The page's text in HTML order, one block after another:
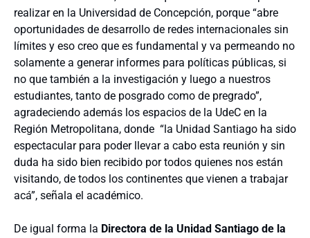
realizar en la Universidad de Concepción, porque “abre
oportunidades de desarrollo de redes internacionales sin
límites y eso creo que es fundamental y va permeando no
solamente a generar informes para políticas públicas, si
no que también a la investigación y luego a nuestros
estudiantes, tanto de posgrado como de pregrado”,
agradeciendo además los espacios de la UdeC en la
Región Metropolitana, donde “la Unidad Santiago ha sido
espectacular para poder llevar a cabo esta reunión y sin
duda ha sido bien recibido por todos quienes nos están
visitando, de todos los continentes que vienen a trabajar
acá”, señala el académico.
De igual forma la Directora de la Unidad Santiago de la